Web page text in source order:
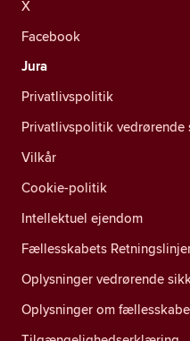
X
Facebook
Jura
Privatlivspolitik
Privatlivspolitik vedrørende
Vilkår
Cookie-politik
Intellektuel ejendom
Fællesskabets
Oplysninger vedrørende
Oplysninger om